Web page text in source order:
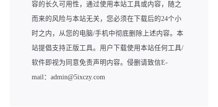
容的长久可用性，通过使用本站工具或内容，随之
而来的风险与本站无关，您必须在下载后的24个小
时之内，从您的电脑/手机中彻底删除上述内容。本
站提倡支持正版工具。用户下载使用本站任何工具/
软件即视为同意免责声明内容。侵删请致信E-
mail：admin@5ixczy.com